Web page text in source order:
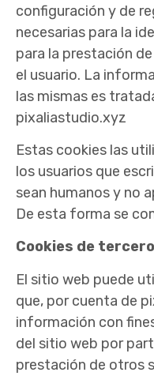
configuración y de
necesarias para la
para la prestación
el usuario. La
las mismas es
pixaliastudio.xyz
Estas cookies las
los usuarios que
sean humanos y no
De esta forma se
Cookies de
El sitio web puede
que, por cuenta de
información con
del sitio web por
prestación de otros